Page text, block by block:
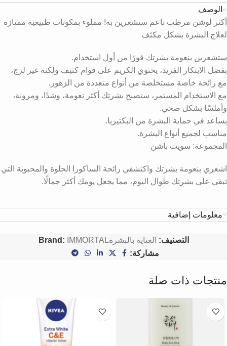
الوصف
أكثر لوشن مرطب ناعم ستشعرين به! مملوء بمكونات طبيعية ممتازة
لعلاج البشرة بشكل مكثف
ستشعرين بنعومة بشرتك فورًا من أول استخدام.
بفضل الابتكار الفريد، يحتوي الكريم على قوام كثيف ولكنه غير لزج،
مع رائحة خاصة مستخلصة من أنواع متعددة من الزهور.
مع الاستخدام المستمر، ستصبح بشرتك أكثر نعومة، وشدًا، ومرونة،
وأملسًا بشكل صحي.
يساعد في حماية البشرة من البكتيريا.
مناسب لجميع أنواع البشرة.
المجموعة: سويت باشن
اشعري بنعومة بشرتك واكتشفي رائحة الساكورا الحلوة والمحبوبة التي
تبقى على بشرتك طوال اليوم، مما يجعل يومك أكثر جمالًا.
معلومات إضافية
التصنيف: العناية بالبشرة Brand:
IMMORTAL
مشاركة:
منتجات ذات صلة